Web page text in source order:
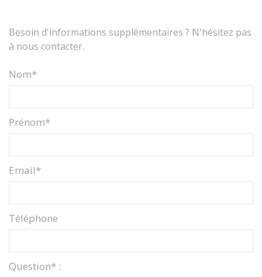
Besoin d'informations supplémentaires ? N'hésitez pas
à nous contacter.
Nom*
Prénom*
Email*
Téléphone
Question* :